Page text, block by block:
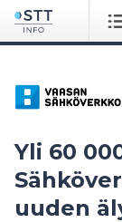
Yli 60
uuden